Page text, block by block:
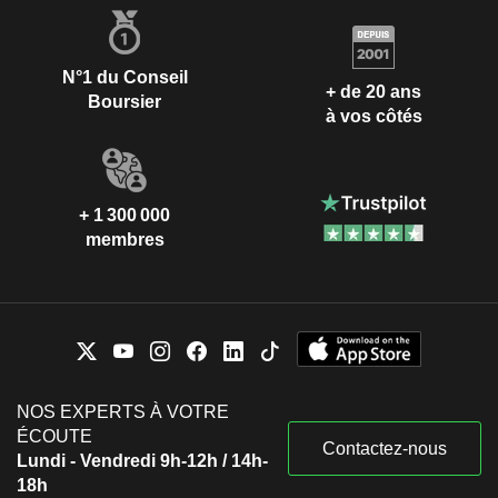
N°1 du Conseil
Boursier
+ de 20 ans
à vos côtés
+ 1 300 000
membres
NOS EXPERTS À VOTRE
ÉCOUTE
Lundi - Vendredi 9h-12h / 14h-
18h
Contactez-nous